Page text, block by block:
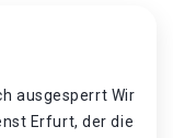
ausgesperrt Wir
Erfurt, der die